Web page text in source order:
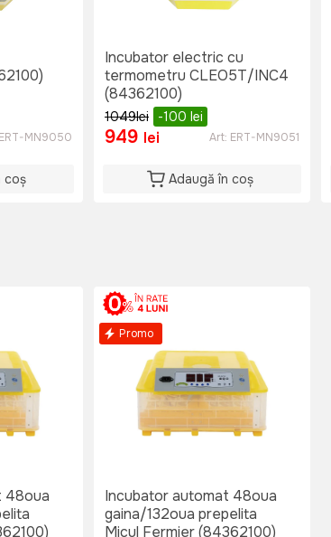
ERT-MN9050
coș
Incubator electric cu
termometru CLEO5T/INC4
(84362100)
1049lei -100 lei
949 lei Art: ERT-MN9051
Adaugă în coș
48oua
Promo
Incubator automat 48oua
gaina/132oua prepelita
Micul Fermier (84362100)